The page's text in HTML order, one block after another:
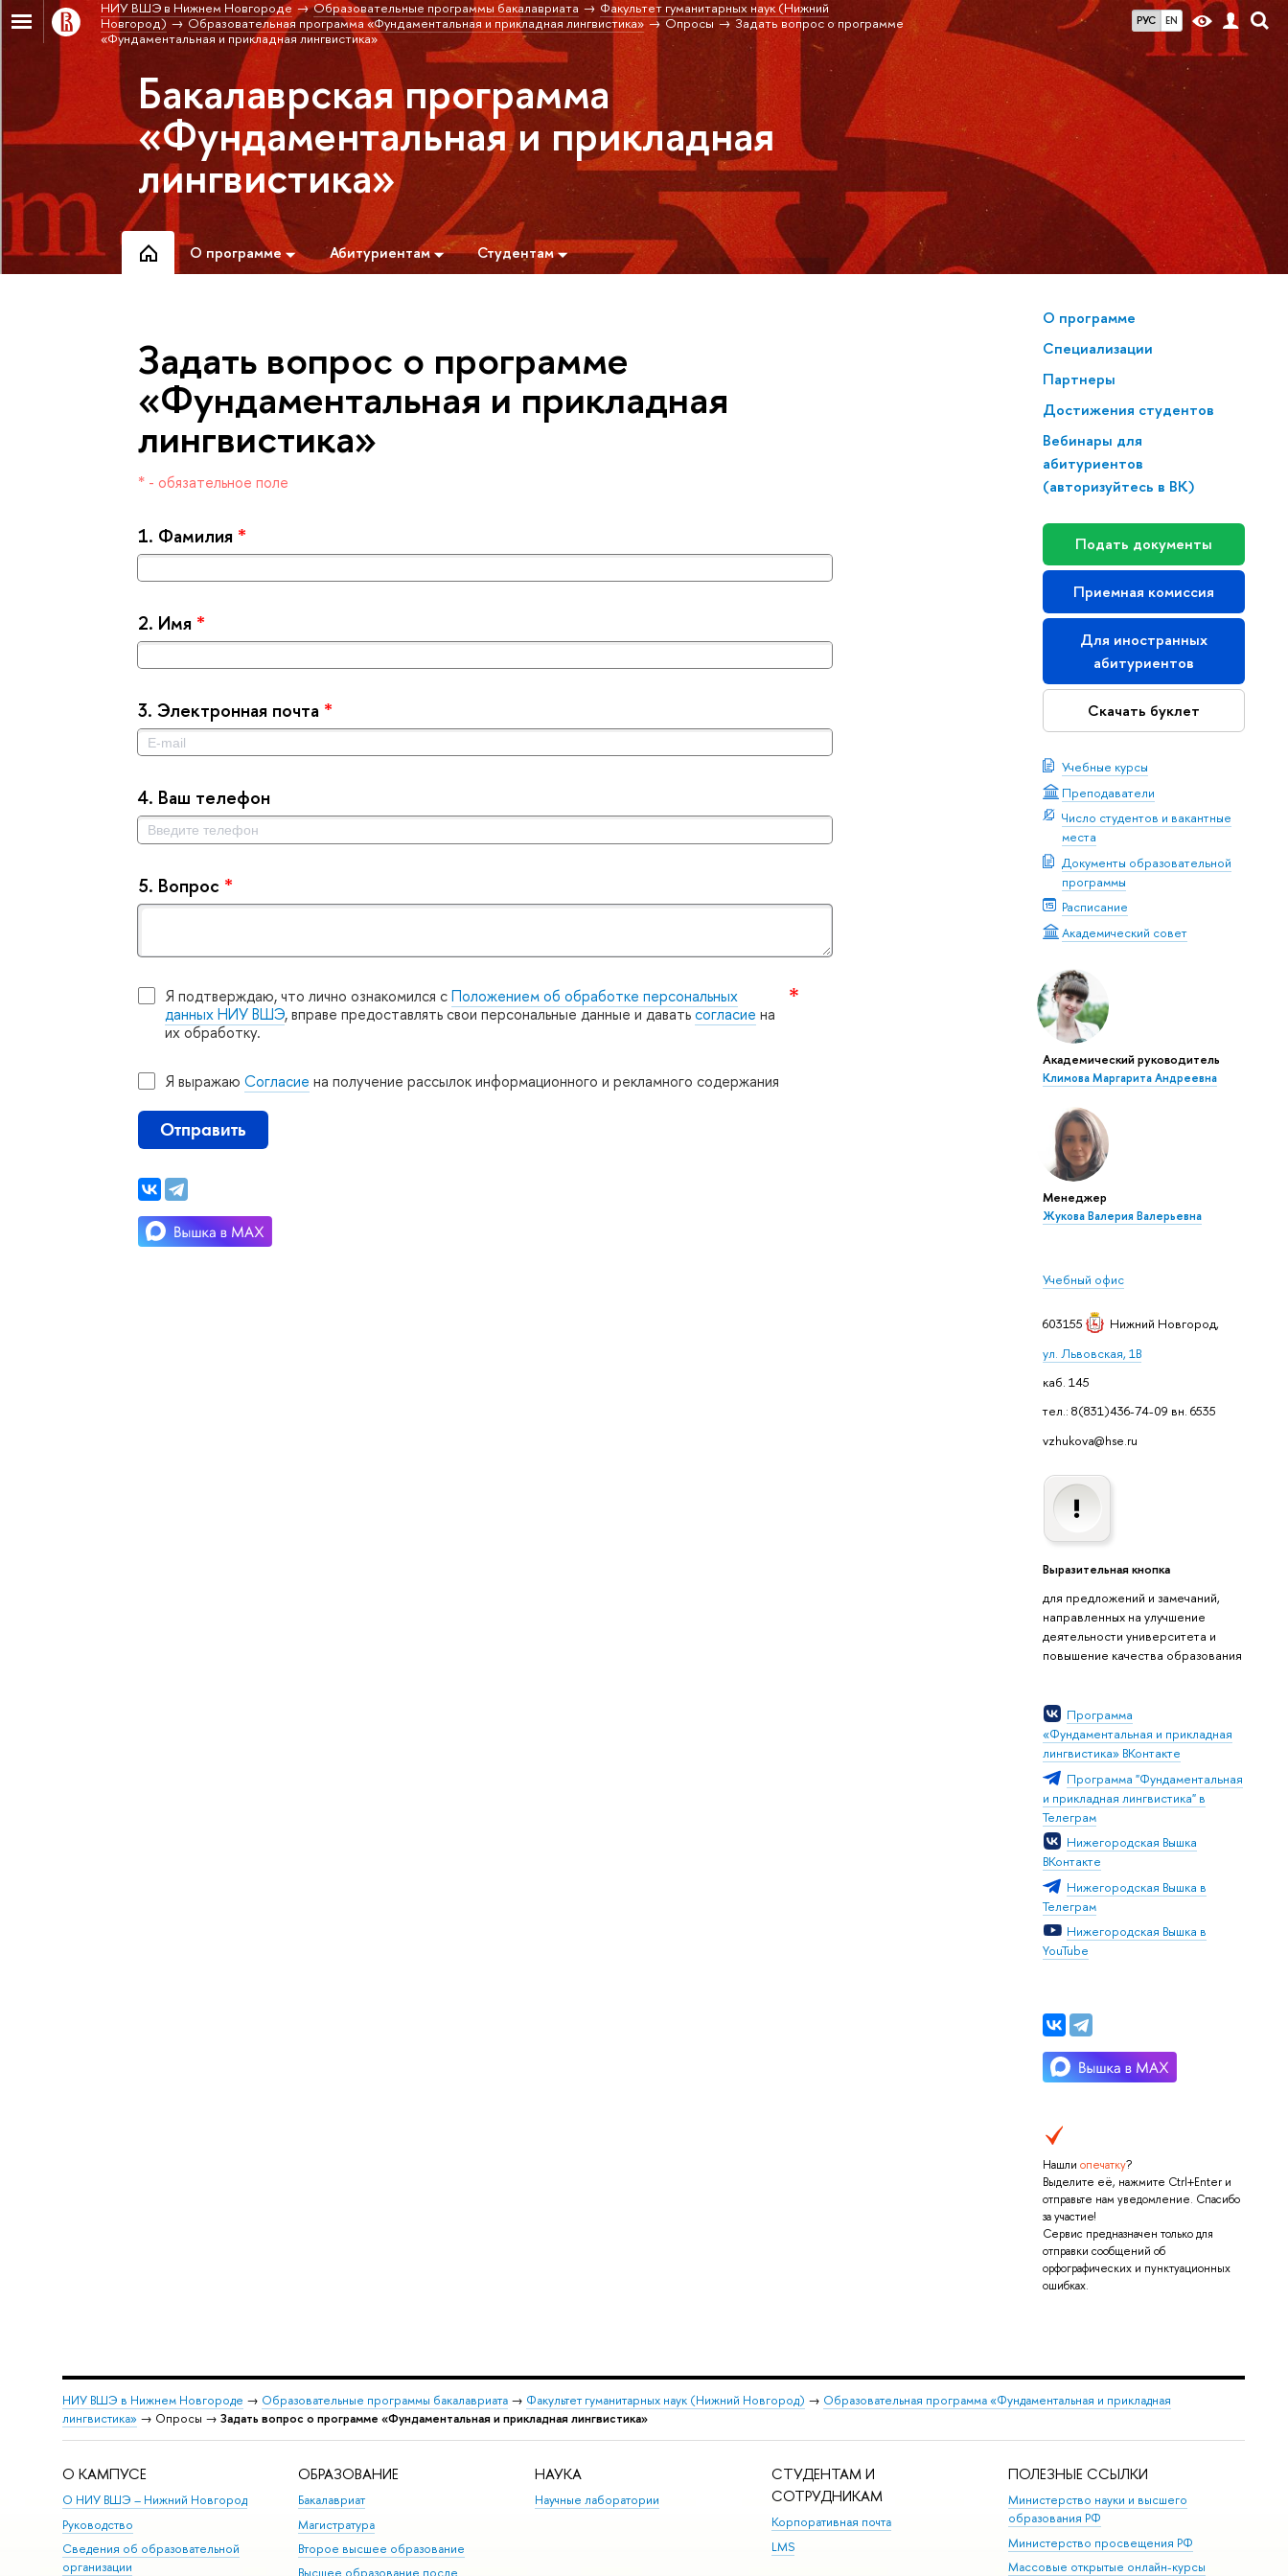
РУС EN
НИУ ВШЭ в Нижнем Новгороде Образовательные программы бакалавриата
Факультет гуманитарных наук (Нижний
Новгород)
Образовательная программа «Фундаментальная и прикладная лингвистика» Опросы
Задать вопрос о программе
«Фундаментальная и прикладная лингвистика»
Бакалаврская программа
«Фундаментальная и прикладная
лингвистика»
О программе Абитуриентам Студентам
О программе
Спе­ци­а­ли­за­ции
Партнеры
Достижения студенто
ебинары для
абитуриенто
(авторизуйтесь в ВК)
Подать документы
Приемная комиссия
Для иностранных
абитуриенто
Скачать буклет
Учебные курсы
Преподаватели
Число студентов и вакантные
места
Документы образовательной
программы
Расписание
Академический совет
Академический руководитель
Климова Маргарита Андреевна
Менеджер
Жукова Валерия Валерьевна
Учебный офис
603155 Нижний Новгород,
ул. Львовская, 1
каб. 145
тел.: 8(831)436-74-09 вн. 6535
vzhukova@hse.ru
ыразительная кнопка
для предложений и замечаний,
направленных на улучшение
деятельности университета и
повышение качества образования
Программа
«Фундаментальная и прикладная
лингвистика» ВКонтакте
Программа "Фундаментальная
и прикладная лингвистика"
Телеграм
Нижегородская Вышка
Контакте
Нижегородская Вышка
Телеграм
Нижегородская Вышка
YouTube
Нашли опечатку?
ыделите её, нажмите Ctrl+Enter и
отправьте нам уведомление. Спасибо
за участие!
Сервис предназначен только для
отправки сообщений о
орфографических и пунктуационных
ошибках.
Задать вопрос о программе
«Фундаментальная и прикладная
лингвистика»
* - обязательное поле
1. Фамилия *
2. Имя *
3.Электронная почта *
4. аш телефон
5. опрос *
Я подтверждаю, что лично ознакомился сПоложением об обработке персональных
данных НИУ ВШЭ, вправе предоставлять свои персональные данные и даватьсогласие на
их обработку.
Я выражаюСогласие на получение рассылок информационного и рекламного содержания
Отправить
НИУ ВШЭ в Нижнем Новгороде → Образовательные программы бакалавриата→ Факультет гуманитарных наук (Нижний Новгород) → Образовательная программа «Фундаментальная и прикладная
лингвистика» → Опросы → Задать вопрос о программе «Фундаментальная и прикладная лингвистика»
О КАМПУСЕ
О НИУ ВШЭ – Нижний Новгород
Руководство
Сведения об образовательной
организации
ОБРАЗОВАНИЕ
Бакалавриат
Магистратура
торое высшее образование
НАУКА
Научные лаборатории
СТУДЕНТАМ И
СОТРУДНИКАМ
Корпоративная почта
LMS
ПОЛЕЗНЫЕ ССЫЛКИ
Министерство науки и высшего
образования РФ
Министерство просвещения РФ
Массовые открытые онлайн-курсы